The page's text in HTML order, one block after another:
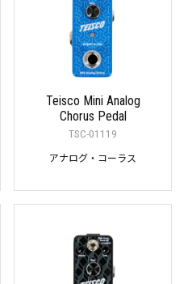
Teisco Mini Analog
Chorus Pedal
TSC-01119
アナログ・コーラス